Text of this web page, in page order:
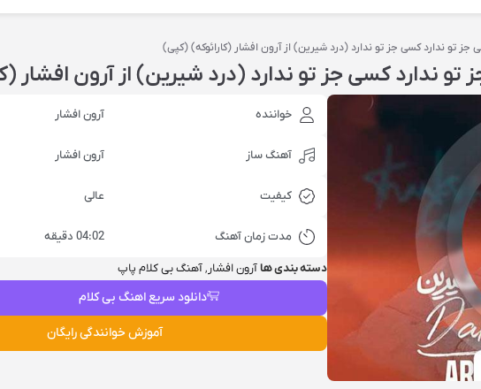
جز تو ندارد کسی جز تو ندارد (درد شیرین) از آرون افشار (کارائوکه) (کپی)
تو ندارد کسی جز تو ندارد (درد شیرین) از آرون افشار
خواننده آرون افشار
آهنگ ساز آرون افشار
کیفیت عالی
مدت زمان آهنگ 04:02 دقیقه
دسته بندی هاآرون افشار ,آهنگ بی کلام پاپ
دانلود سریع اهنگ بی کلام
آموزش خوانندگی رایگان